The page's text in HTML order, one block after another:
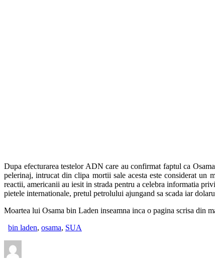
Dupa efecturarea testelor ADN care au confirmat faptul ca
pelerinaj, intrucat din clipa mortii sale acesta este considerat
reactii, americanii au iesit in strada pentru a celebra informatia
pietele internationale, pretul petrolului ajungand sa scada iar
Moartea lui Osama bin Laden inseamna inca o pagina scrisa din
bin laden, osama, SUA